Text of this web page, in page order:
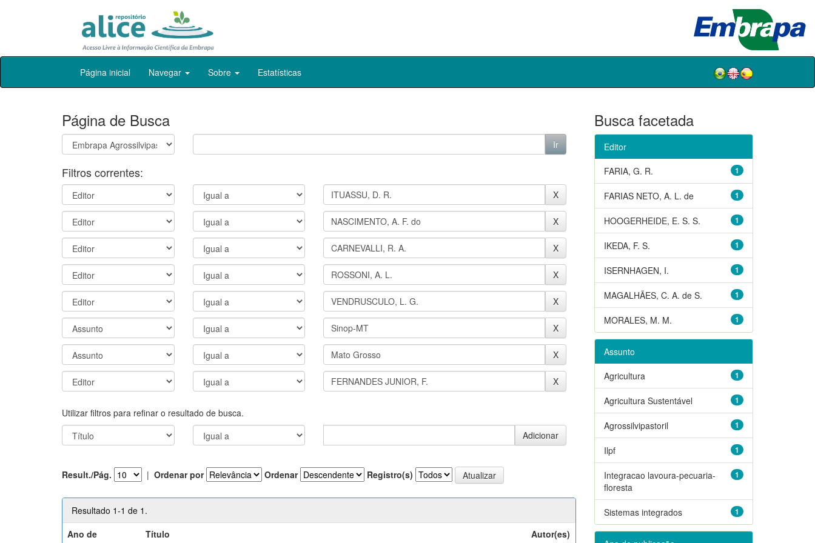
Skip
Página inicial Navegar Sobre Estatísticas
Página de Busca
Filtros correntes:
Utilizar filtros para refinar o resultado de busca.
Result./Pág. | Ordenar por Ordenar Registro(s)
Resultado 1-1 de 1.
Ano de
Título Autor(es)
Busca facetada
Editor
1
FARIA, G. R.
1
FARIAS NETO, A. L. de
1
HOOGERHEIDE, E. S. S.
1
IKEDA, F. S.
1
ISERNHAGEN, I.
1
MAGALHÃES, C. A. de S.
1
MORALES, M. M.
Assunto
1
Agricultura
1
Agricultura Sustentável
1
Agrossilvipastoril
1
Ilpf
1
Integracao lavoura-pecuaria-
floresta
1
Sistemas integrados